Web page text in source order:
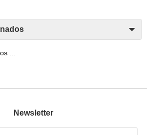
...
Newsletter